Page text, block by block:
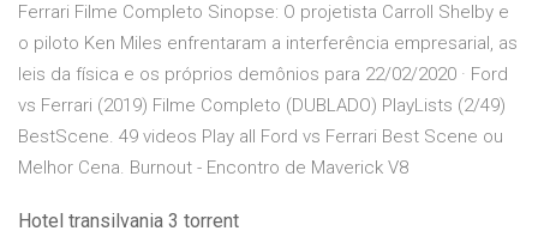
Ferrari Filme Completo Sinopse: O projetista Carroll Shelby e
o piloto Ken Miles enfrentaram a interferência empresarial, as
leis da física e os próprios demônios para 22/02/2020 · Ford
vs Ferrari (2019) Filme Completo (DUBLADO) PlayLists (2/49)
BestScene. 49 videos Play all Ford vs Ferrari Best Scene ou
Melhor Cena. Burnout - Encontro de Maverick V8
Hotel transilvania 3 torrent